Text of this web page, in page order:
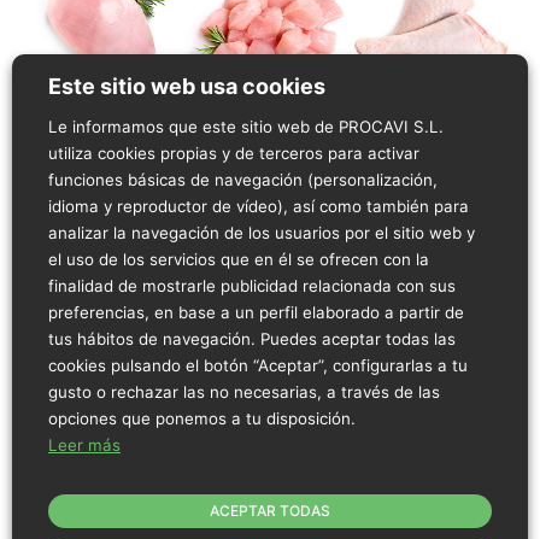
2. La carne de pavo es baja
en grasa.
Aunque para el correcto funcionamiento del cuerpo humano se
necesita consumir grasas, bien es cierto que el consumo no
puede ser sin medida, y preferentemente las grasas tienen que
ser de origen vegetal como la del aceite de oliva virgen, el
aguacate o los frutos secos como las nueces. Por ello, una
carne como la de pavo es perfecta para un dieta saludable ya
que su contenido en grasa es muy bajo. También es ideal en
regímenes hipocalóricos, no solo por su bajo contenido en
grasas, también en calorías.
3. La carne de pavo es rica
en proteínas de alto valor
biológico.
Este sitio web usa cookies
Le informamos que este sitio web de PROCAVI S.L.
utiliza cookies propias y de terceros para activar
funciones básicas de navegación (personalización,
idioma y reproductor de vídeo), así como también para
analizar la navegación de los usuarios por el sitio web y
el uso de los servicios que en él se ofrecen con la
finalidad de mostrarle publicidad relacionada con sus
preferencias, en base a un perfil elaborado a partir de
tus hábitos de navegación. Puedes aceptar todas las
cookies pulsando el botón “Aceptar”, configurarlas a tu
gusto o rechazar las no necesarias, a través de las
opciones que ponemos a tu disposición.
Leer más
ACEPTAR TODAS